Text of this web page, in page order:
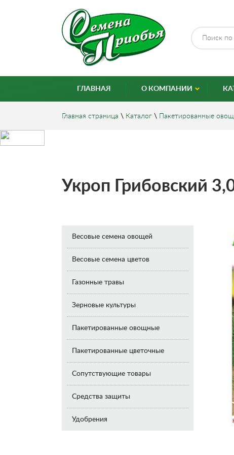
ГЛАВНАЯ О КОМПАНИИ
Главная страница \ Каталог \ Пакетированные
Укроп Грибовский
Весовые семена овощей
Весовые семена цветов
Газонные травы
Зерновые культуры
Пакетированные овощные
Пакетированные цветочные
Сопутствующие товары
Средства защиты
Удобрения